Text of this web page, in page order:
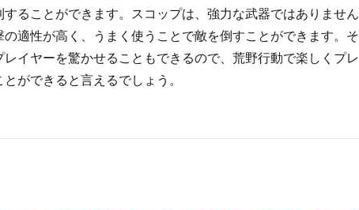
ることができます。スコップは、強力な武器ではありません
適性が高く、うまく使うことで敵を倒すことができます。そ
イヤーを驚かせることもできるので、荒野行動で楽しくプレ
ができると言えるでしょう。